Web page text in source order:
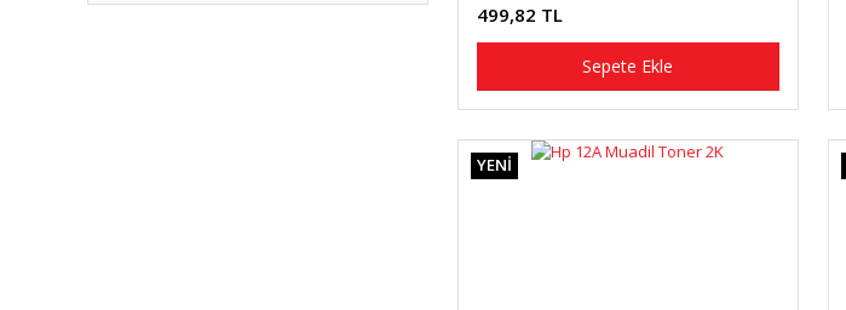
499,82 TL
Sepete Ekle
YENİ